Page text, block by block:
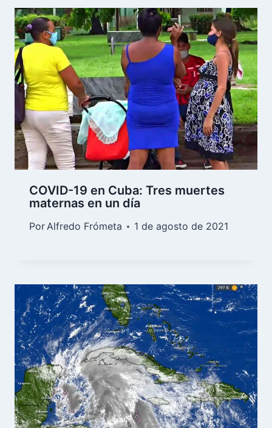
COVID-19 en Cuba: Tres muertes
maternas en un día
PorAlfredo Frómeta 1 de agosto de 2021